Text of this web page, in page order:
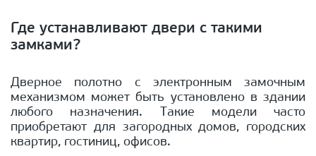
Где устанавливают двери с такими
замками?
Дверное полотно с электронным замочным
механизмом может быть установлено в здании
любого назначения. Такие модели часто
приобретают для загородных домов, городских
квартир, гостиниц, офисов.